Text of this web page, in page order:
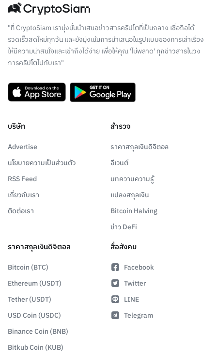
"ที่ CryptoSiam เรามุ่งมั่นนำเสนอข่าวสารคริปโตที่เป็นกลาง เชื่อถือได้
รวดเร็วสดใหม่ทุกวัน และยังมุ่งเน้นการนำเสนอในรูปแบบของการเล่าเรื่อง
ให้มีความน่าสนใจและเข้าถึงได้ง่าย เพื่อให้คุณ 'ไม่พลาด' ทุกข่าวสารในวง
การคริปโตไปกับเรา"
บริษัท
Advertise
นโยบายความเป็นส่วนตัว
RSS Feed
เกี่ยวกับเรา
ติดต่อเรา
สำรวจ
ราคาสกุลเงินดิจิตอล
อีเวนต์
บทความความรู้
แปลงสกุลเงิน
Bitcoin Halving
ข่าว DeFi
ราคาสกุลเงินดิจิตอล
Bitcoin (BTC)
Ethereum (USDT)
Tether (USDT)
USD Coin (USDC)
Binance Coin (BNB)
Bitkub Coin (KUB)
สื่อสังคม
Facebook
Twitter
LINE
Telegram